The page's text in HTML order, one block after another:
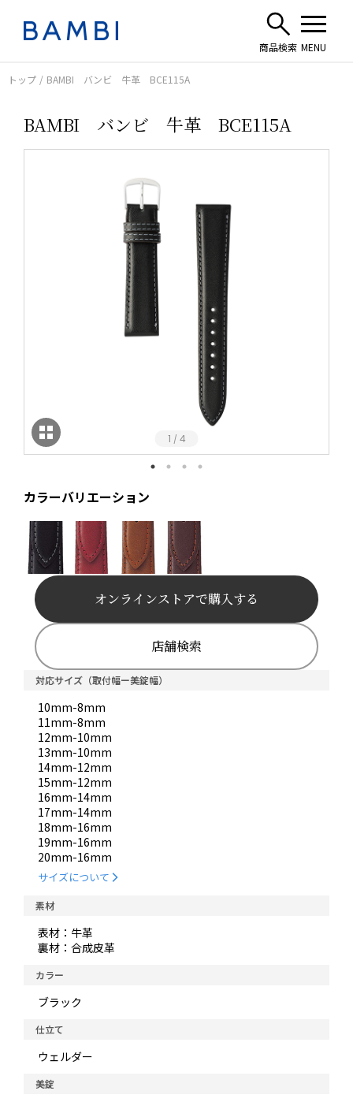
トップ BAMBI バンビ 牛革 BCE115A
BAMBI バンビ 牛革 BCE115A
1 / 4
カラーバリエーション
対応サイズ（取付幅ー美錠幅）
10mm-8mm
11mm-8mm
12mm-10mm
13mm-10mm
14mm-12mm
15mm-12mm
16mm-14mm
17mm-14mm
18mm-16mm
19mm-16mm
20mm-16mm
サイズについて
素材
表材：牛革
裏材：合成皮革
カラー
ブラック
仕立て
ウェルダー
美錠
オンラインストアで購入する
店舗検索